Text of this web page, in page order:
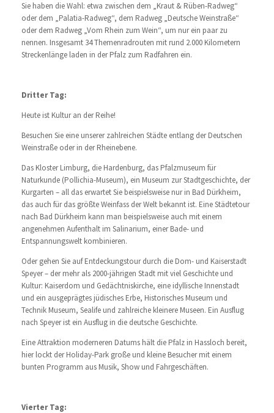
Sie haben die Wahl: etwa zwischen dem „Kraut & Rüben-Radweg“
oder dem „Palatia-Radweg“, dem Radweg „Deutsche Weinstraße“
oder dem Radweg „Vom Rhein zum Wein“, um nur ein paar zu
nennen. Insgesamt 34 Themenradrouten mit rund 2.000 Kilometern
Streckenlänge laden in der Pfalz zum Radfahren ein.
Dritter Tag:
Heute ist Kultur an der Reihe!
Besuchen Sie eine unserer zahlreichen Städte entlang der Deutschen
Weinstraße oder in der Rheinebene.
Das Kloster Limburg, die Hardenburg, das Pfalzmuseum für
Naturkunde (Pollichia-Museum), ein Museum zur Stadtgeschichte, der
Kurgarten – all das erwartet Sie beispielsweise nur in Bad Dürkheim,
das auch für das größte Weinfass der Welt bekannt ist. Eine Städtetour
nach Bad Dürkheim kann man beispielsweise auch mit einem
angenehmen Aufenthalt im Salinarium, einer Bade- und
Entspannungswelt kombinieren.
Oder gehen Sie auf Entdeckungstour durch die Dom- und Kaiserstadt
Speyer – der mehr als 2000-jährigen Stadt mit viel Geschichte und
Kultur: Kaiserdom und Gedächtniskirche, eine idyllische Innenstadt
und ein ausgeprägtes jüdisches Erbe, Historisches Museum und
Technik Museum, Sealife und zahlreiche kleinere Museen. Ein Ausflug
nach Speyer ist ein Ausflug in die deutsche Geschichte.
Eine Attraktion moderneren Datums hält die Pfalz in Hassloch bereit,
hier lockt der Holiday-Park große und kleine Besucher mit einem
bunten Programm aus Musik, Show und Fahrgeschäften.
Vierter Tag: